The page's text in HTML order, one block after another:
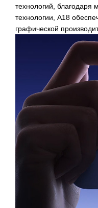
технологий,
технологии, A18
графической